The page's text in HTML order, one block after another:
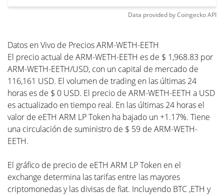
Data provided byCoingeckoAPI
Datos en Vivo de Precios ARM-WETH-EETH
El precio actual de ARM-WETH-EETH es de $ 1,968.83 por
ARM-WETH-EETH/USD, con un capital de mercado de
116,161 USD. El volumen de trading en las últimas 24
horas es de $ 0 USD. El precio de ARM-WETH-EETH a USD
es actualizado en tiempo real. En las últimas 24 horas el
valor de eETH ARM LP Token ha bajado un +1.17%. Tiene
una circulación de suministro de $ 59 de ARM-WETH-
EETH.
El gráfico de precio de eETH ARM LP Token en el
exchange determina las tarifas entre las mayores
criptomonedas y las divisas de fiat. Incluyendo BTC ,ETH y